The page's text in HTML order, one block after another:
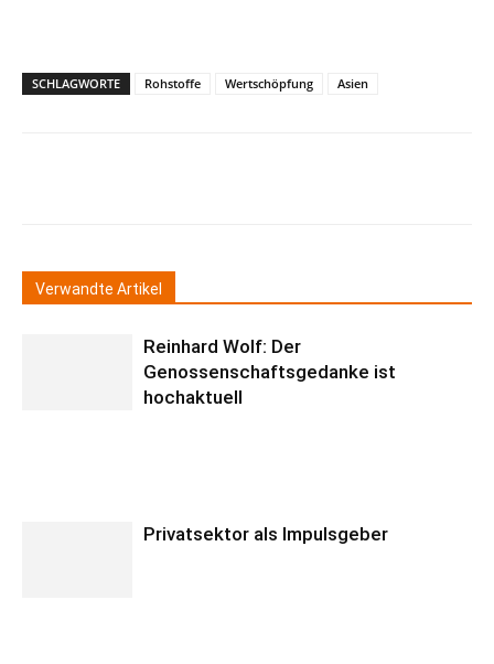
SCHLAGWORTE Rohstoffe Wertschöpfung Asien
Verwandte Artikel
Reinhard Wolf: Der
Genossenschaftsgedanke ist
hochaktuell
Privatsektor als Impulsgeber